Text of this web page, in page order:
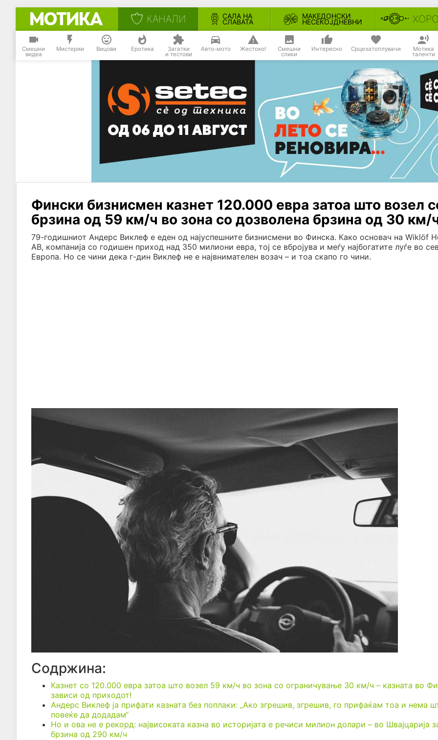
КАНАЛИ САЛА НА
СЛАВАТА
МАКЕДОНСКИ
НЕСЕКОЈДНЕВНИ
Смешни
видеа
Мистерии Вицови Еротика Загатки
и тестови
Авто-мото Жестоко! Смешни
слики
Интересно Срцезатоплувачи Мотика
таленти
Фински бизнисмен казнет 120.000 евра затоа што возел
брзина од 59 км/ч во зона со дозволена брзина од 30 км/
79-годишниот Андерс Виклеф е еден од најуспешните бизнисмени во Финска. Како основач на Wiklöf
AB, компанија со годишен приход над 350 милиони евра, тој се вбројува и меѓу најбогатите луѓе во
Европа. Но се чини дека г-дин Виклеф не е највнимателен возач – и тоа скапо го чини.
Содржина:
Казнет со 120.000 евра затоа што возел 59 км/ч во зона со ограничување 30 км/ч – казната во
зависи од приходот!
Андерс Виклеф ја прифати казната без поплаки: „Ако згрешив, згрешив, го прифаќам тоа и нема
повеќе да додадам“
Но и ова не е рекорд: највисоката казна во историјата е речиси милион долари – во Швајцарија
брзина од 290 км/ч